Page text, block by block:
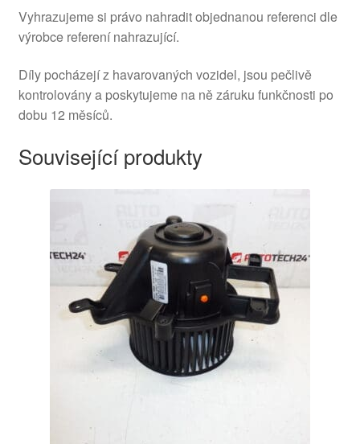
Vyhrazujeme si právo nahradit objednanou referenci dle
výrobce referení nahrazující.
Díly pocházejí z havarovaných vozidel, jsou pečlivě
kontrolovány a poskytujeme na ně záruku funkčnosti po
dobu 12 měsíců.
Související produkty